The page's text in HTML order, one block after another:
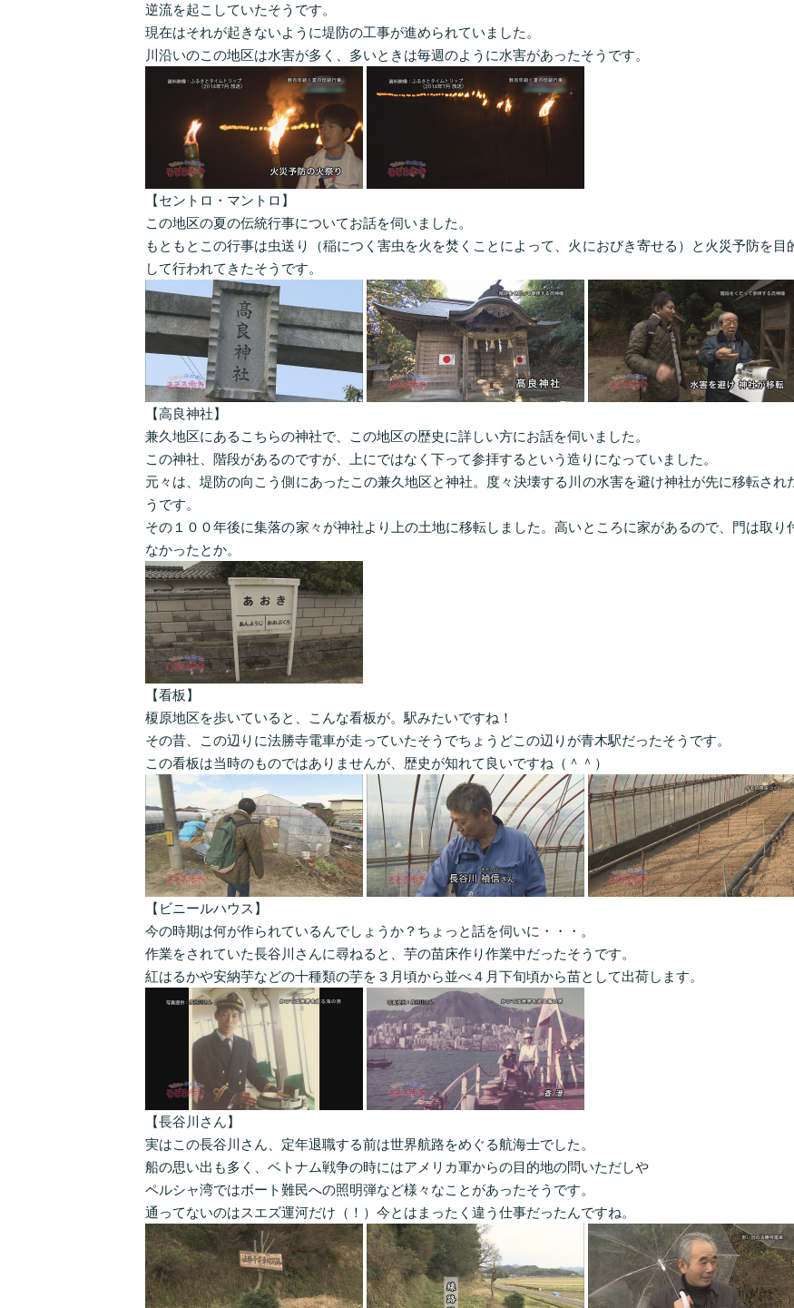
逆流を起こしていたそうです。
現在はそれが起きないように堤防の工事が進められていました。
川沿いのこの地区は水害が多く、多いときは毎週のように水害があったそうです。
【セントロ・マントロ】
この地区の夏の伝統行事についてお話を伺いました。
もともとこの行事は虫送り（稲につく害虫を火を焚くことによって、火におびき寄せる）と火災予防を目
して行われてきたそうです。
【高良神社】
兼久地区にあるこちらの神社で、この地区の歴史に詳しい方にお話を伺いました。
この神社、階段があるのですが、上にではなく下って参拝するという造りになっていました。
元々は、堤防の向こう側にあったこの兼久地区と神社。度々決壊する川の水害を避け神社が先に移転され
うです。
その１００年後に集落の家々が神社より上の土地に移転しました。高いところに家があるので、門は取り
なかったとか。
【看板】
榎原地区を歩いていると、こんな看板が。駅みたいですね！
その昔、この辺りに法勝寺電車が走っていたそうでちょうどこの辺りが青木駅だったそうです。
この看板は当時のものではありませんが、歴史が知れて良いですね（＾＾）
【ビニールハウス】
今の時期は何が作られているんでしょうか？ちょっと話を伺いに・・・。
作業をされていた長谷川さんに尋ねると、芋の苗床作り作業中だったそうです。
紅はるかや安納芋などの十種類の芋を３月頃から並べ４月下旬頃から苗として出荷します。
【長谷川さん】
実はこの長谷川さん、定年退職する前は世界航路をめぐる航海士でした。
船の思い出も多く、ベトナム戦争の時にはアメリカ軍からの目的地の問いただしや
ペルシャ湾ではボート難民への照明弾など様々なことがあったそうです。
通ってないのはスエズ運河だけ（！）今とはまったく違う仕事だったんですね。